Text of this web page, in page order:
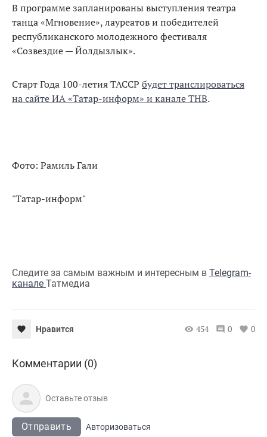
В программе запланированы выступления театра
танца «Мгновение», лауреатов и победителей
республиканского молодежного фестиваля
«Созвездие — Йолдызлык».
Старт Года 100-летия ТАССР будет транслироваться
на сайте ИА «Татар-информ» и канале ТНВ.
Фото: Рамиль Гали
"Татар-информ"
Следите за самым важным и интересным в Telegram-
канале Татмедиа
Нравится 454 0 0
Комментарии (0)
Отправить
Авторизоваться